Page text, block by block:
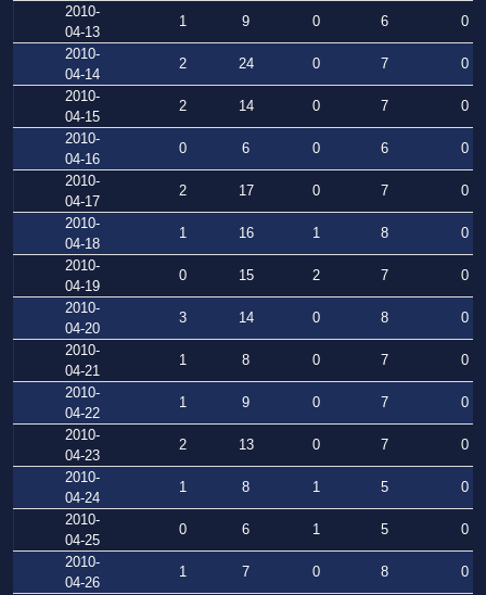
2010-
04-13
1 9 0 6
0
2010-
04-14
2 24 0 7
0
2010-
04-15
2 14 0 7
0
2010-
04-16
0 6 0 6
0
2010-
04-17
2 17 0 7
0
2010-
04-18
1 16 1 8
0
2010-
04-19
0 15 2 7
0
2010-
04-20
3 14 0 8
0
2010-
04-21
1 8 0 7
0
2010-
04-22
1 9 0 7
0
2010-
04-23
2 13 0 7
0
2010-
04-24
1 8 1 5
0
2010-
04-25
0 6 1 5
0
2010-
04-26
1 7 0 8
0